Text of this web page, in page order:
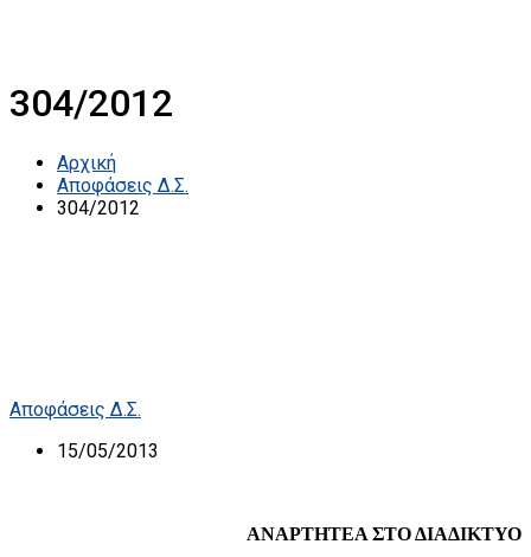
304/2012
Αρχική
Αποφάσεις Δ.Σ.
304/2012
Αποφάσεις Δ.Σ.
15/05/2013
ΑΝΑΡΤΗΤΕΑ ΣΤΟ ΔΙΑΔΙΚΤΥΟ